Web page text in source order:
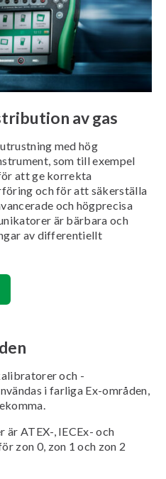
av gas
med hög
som till exempel
att ge korrekta
och för att säkerställa
och högprecisa
är bärbara och
av differentiellt
och -
i farliga Ex-områden,
ATEX-, IECEx- och
zon 0, zon 1 och zon 2